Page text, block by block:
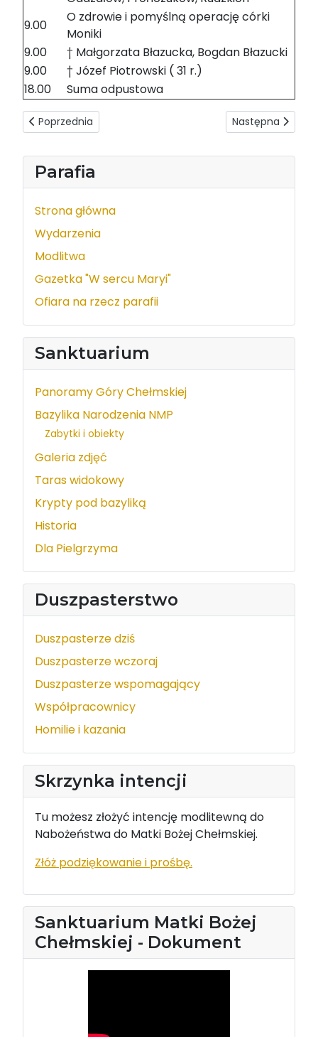
Parafia
Strona główna
Wydarzenia
Modlitwa
Gazetka "W sercu Maryi"
Ofiara na rzecz parafii
Sanktuarium
Panoramy Góry Chełmskiej
Bazylika Narodzenia NMP
Zabytki i obiekty
Galeria zdjęć
Taras widokowy
Krypty pod bazyliką
Historia
Dla Pielgrzyma
Duszpasterstwo
Duszpasterze dziś
Duszpasterze wczoraj
Duszpasterze wspomagający
Współpracownicy
Homilie i kazania
Skrzynka intencji
Tu możesz złożyć intencję modlitewną do
Nabożeństwa do Matki Bożej Chełmskiej.
Złóż podziękowanie i prośbę.
Sanktuarium Matki Bożej
Chełmskiej - Dokument
9.00
O zdrowie i pomyślną operację córki
Moniki
9.00
† Małgorzata Błazucka, Bogdan Błazucki
9.00
† Józef Piotrowski ( 31 r.)
18.00
Suma odpustowa
Poprzednia strona: Intencje mszalne 23-29.02.2020
Poprzednia Następna
Następna